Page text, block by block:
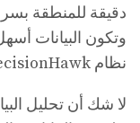
دقيقة للمنطقة
وتكون البيانات
نظام PrecisionHawk .
لا شك أن تحليل